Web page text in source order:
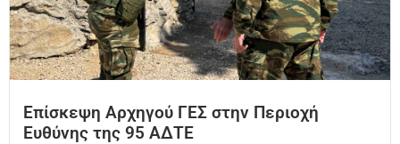
Επίσκεψη Αρχηγού ΓΕΣ στην Περιοχή
Ευθύνης της 95 ΑΔΤΕ